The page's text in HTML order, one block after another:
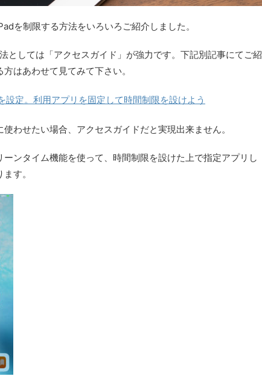
を制限する方法をいろいろご紹介しました。
としては「アクセスガイド」が強力です。下記別記事にてご紹
はあわせて見てみて下さい。
設定。利用アプリを固定して時間制限を設けよう
わせたい場合、アクセスガイドだと実現出来ません。
ンタイム機能を使って、時間制限を設けた上で指定アプリし
す。